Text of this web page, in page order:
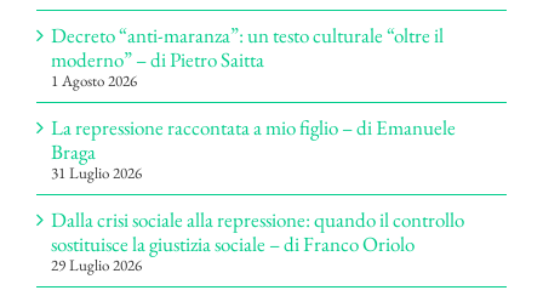
Decreto “anti-maranza”: un testo culturale “oltre il
moderno” – di Pietro Saitta
1 Agosto 2026
La repressione raccontata a mio figlio – di Emanuele
Braga
31 Luglio 2026
Dalla crisi sociale alla repressione: quando il controllo
sostituisce la giustizia sociale – di Franco Oriolo
29 Luglio 2026